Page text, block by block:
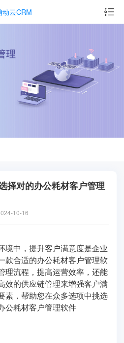
动云CRM
择对的办公耗材客户管理
10-16
境中，提升客户满意度是企业
款合适的办公耗材客户管理软
理流程，提高运营效率，还能
效的供应链管理来增强客户满
素，帮助您在众多选项中挑选
公耗材客户管理软件